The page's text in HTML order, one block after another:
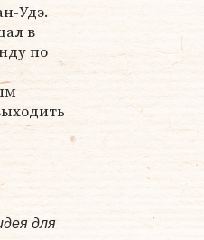
Удэ.
в
по
для